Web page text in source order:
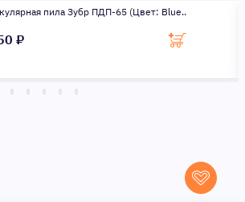
пила Зубр ПДП-65 (Цвет: Blue..
₽